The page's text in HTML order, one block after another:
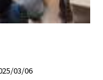
03/06